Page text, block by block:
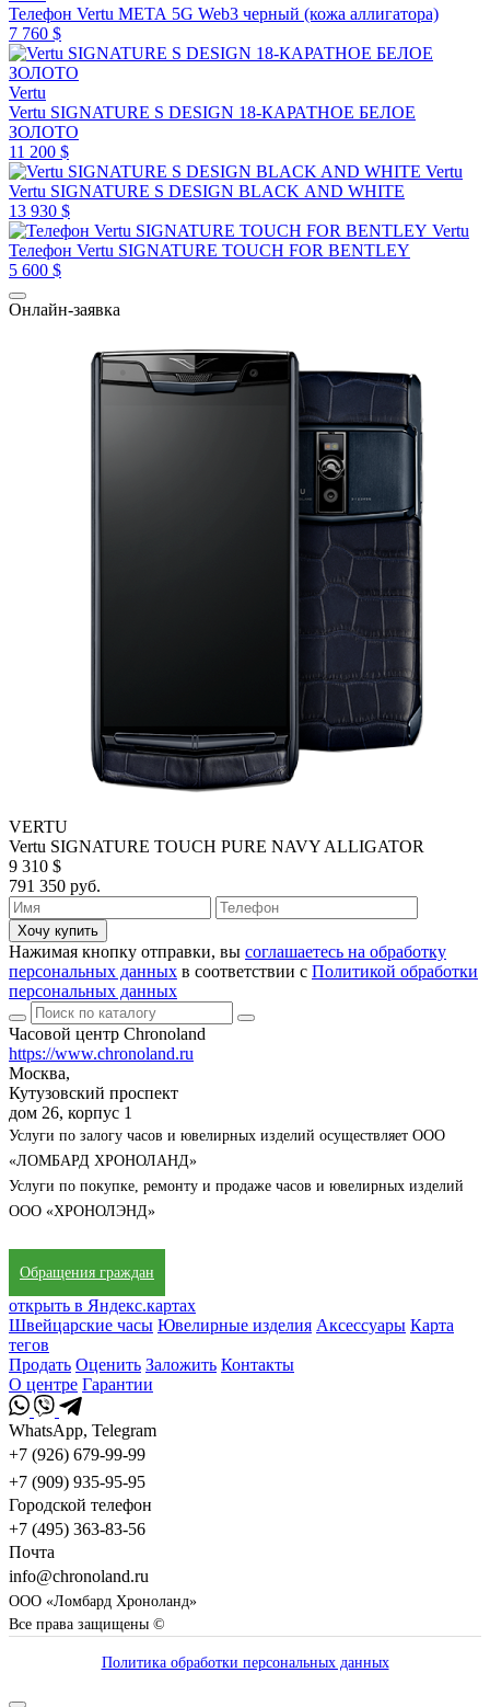
Телефон Vertu META 5G Web3 черный (кожа аллигатора)
7 760 $
Vertu
Vertu SIGNATURE S DESIGN 18-КАРАТНОЕ БЕЛОЕ
ЗОЛОТО
11 200 $
Vertu
Vertu SIGNATURE S DESIGN BLACK AND WHITE
13 930 $
Vertu
Телефон Vertu SIGNATURE TOUCH FOR BENTLEY
5 600 $
Онлайн-заявка
VERTU
Vertu SIGNATURE TOUCH PURE NAVY ALLIGATOR
9 310 $
791 350 руб.
Хочу купить
Нажимая кнопку отправки, вы соглашаетесь на обработку
персональных данных в соответствии с Политикой обработки
персональных данных
Часовой центр Chronoland
https://www.chronoland.ru
Москва,
Кутузовский проспект
дом 26, корпус 1
Услуги по залогу часов и ювелирных изделий осуществляет ООО
«ЛОМБАРД ХРОНОЛАНД»
Услуги по покупке, ремонту и продаже часов и ювелирных изделий
ООО «ХРОНОЛЭНД»
Обращения граждан
открыть в Яндекс.картах
Швейцарские часы Ювелирные изделия Аксессуары Карта
тегов
Продать Оценить Заложить Контакты
О центре Гарантии
WhatsApp, Telegram
+7 (926) 679-99-99
+7 (909) 935-95-95
Городской телефон
+7 (495) 363-83-56
Почта
info@chronoland.ru
ООО «Ломбард Хроноланд»
Все права защищены ©
Политика обработки персональных данных